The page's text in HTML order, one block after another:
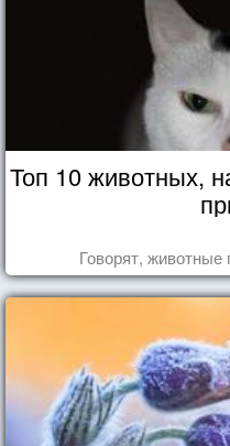
Топ 10 животных,
Говорят, животные